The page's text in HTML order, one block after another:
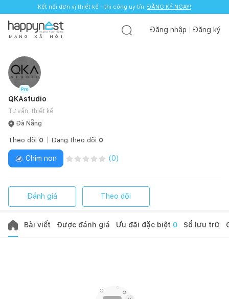
Kết nối đơn vị thiết kế - thi công uy tín. ĐĂNG KÝ NGAY!
M Ạ N G X Ã H Ộ I
Đăng nhập Đăng ký
QKAstudio
Tư vấn, thiết kế
Đà Nẵng
Theo dõi 0 Đang theo dõi 0
Chim non (0)
Đánh giá Theo dõi
Bài viết Được đánh giá Ưu đãi đặc biệt 0 Sổ lưu trữ